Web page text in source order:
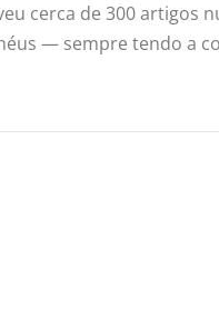
cerca de 300 artigos
— sempre tendo a